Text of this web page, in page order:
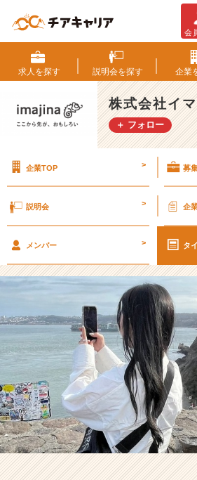
員
旅
行
で
サ
ン
シ
へ！
か
始
ま
っ
た
コ
ン
サ
ル
テ
ィ
ン
会
求人を探す 説明会を探す 企業
株式会社イ
＋ フォロー
企業TOP > 募
説明会 > 企
メンバー > タ